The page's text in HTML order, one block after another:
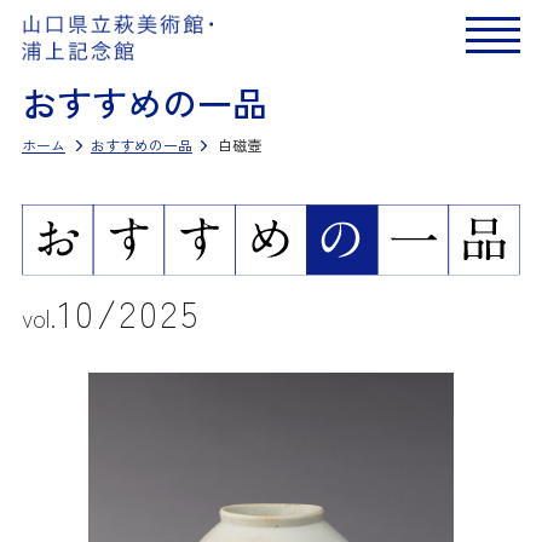
おすすめの一品
ホーム おすすめの一品 白磁壼
10 2025